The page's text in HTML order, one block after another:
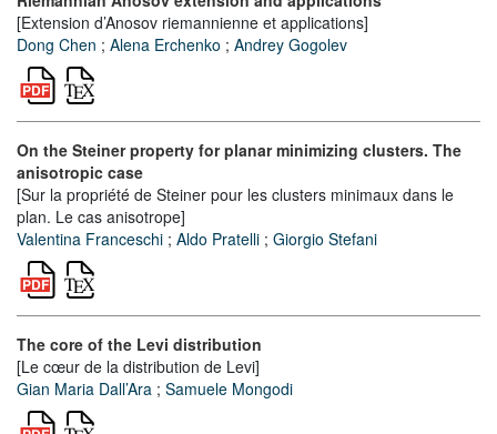
[Extension d’Anosov riemannienne et applications]
Dong Chen ; Alena Erchenko ; Andrey Gogolev
On the Steiner property for planar minimizing clusters. The
anisotropic case
[Sur la propriété de Steiner pour les clusters minimaux dans le
plan. Le cas anisotrope]
Valentina Franceschi ; Aldo Pratelli ; Giorgio Stefani
The core of the Levi distribution
[Le cœur de la distribution de Levi]
Gian Maria Dall’Ara ; Samuele Mongodi